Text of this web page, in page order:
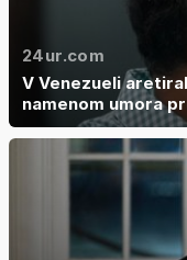
24ur.com
V Venezueli
namenom umora